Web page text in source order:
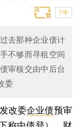
T中
去那种企业债计
不够而寻租空间
审核交由中后台
委
发改委企业债预审